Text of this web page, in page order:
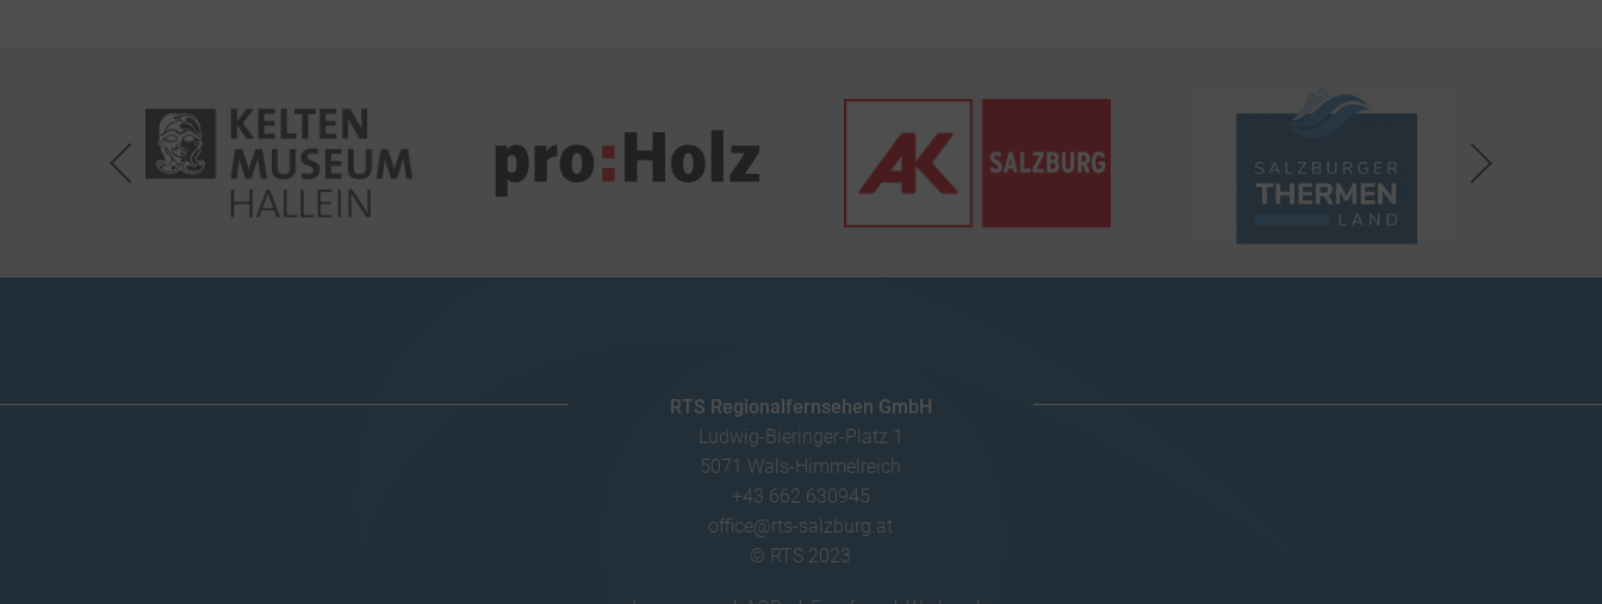
RTS Regionalfernsehen GmbH
Ludwig-Bieringer-Platz 1
5071 Wals-Himmelreich
+43 662 630945
office@rts-salzburg.at
© RTS 2023